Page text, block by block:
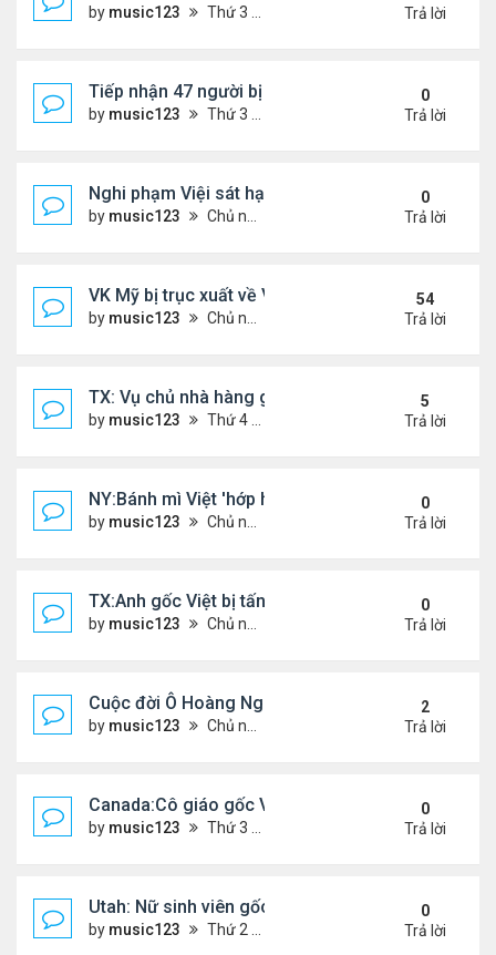
by music123 Thứ 3 Tháng 8 04, 2026 5:31 pm
Trả lời
Tiếp nhận 47 người bị Mỹ trục xuất, Công an
by music123 Thứ 3 Tháng 8 04, 2026 5:09 pm
0
Trả lời
Nghi phạm Việi sát hại cụ bà 91 tuổi, phi tang xác
by music123 Chủ nhật Tháng 8 02, 2026 6:14 pm
0
Trả lời
VK Mỹ bị trục xuất về VN sống ra sao
by music123 Chủ nhật Tháng 6 21, 2026 7:33 pm
54
Trả lời
TX: Vụ chủ nhà hàng gốc Việt cùng hai con bị
by music123 Thứ 4 Tháng 5 06, 2026 4:53 am
5
Trả lời
NY:Bánh mì Việt 'hớp hồn' thực khách Mỹ
by music123 Chủ nhật Tháng 7 26, 2026 4:58 pm
0
Trả lời
TX:Anh gốc Việt bị tấn công dã man, khó qua khỏi
by music123 Chủ nhật Tháng 7 26, 2026 4:24 pm
0
Trả lời
Cuộc đời Ô Hoàng Ngành Nails Tại Mỹ
by music123 Chủ nhật Tháng 7 26, 2026 4:17 pm
2
Trả lời
Canada:Cô giáo gốc Việt bị chồng sát hại
by music123 Thứ 3 Tháng 7 21, 2026 4:56 pm
0
Trả lời
Utah: Nữ sinh viên gốc Việt tự vẫn, bạn trai bạo
by music123 Thứ 2 Tháng 7 20, 2026 4:56 pm
0
Trả lời